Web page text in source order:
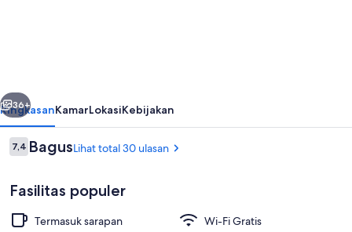
Berikutnya
36+
RingkasanKamarLokasiKebijakan
Ulasan
7,47,4 dari 10
BagusLihat total 30 ulasan
Fasilitas populer
Termasuk sarapan
Wi-Fi Gratis